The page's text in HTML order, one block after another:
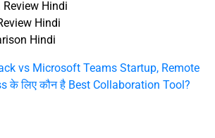
Hindi
Hindi
Hindi
vs Microsoft Teams Startup, Remote
के लिए कौन है Best Collaboration Tool?